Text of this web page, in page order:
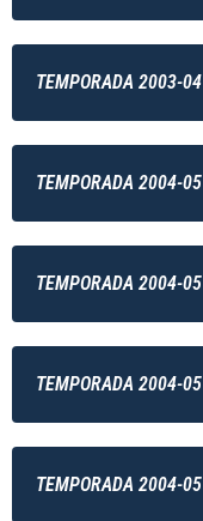
TEMPORADA 2003-04
TEMPORADA 2004-05
TEMPORADA 2004-05
TEMPORADA 2004-05
TEMPORADA 2004-05